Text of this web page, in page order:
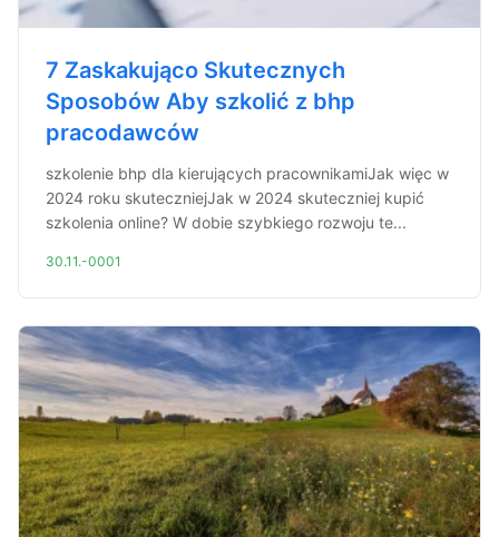
7 Zaskakująco Skutecznych
Sposobów Aby szkolić z bhp
pracodawców
szkolenie bhp dla kierujących pracownikamiJak więc w
2024 roku skuteczniejJak w 2024 skuteczniej kupić
szkolenia online? W dobie szybkiego rozwoju te...
30.11.-0001